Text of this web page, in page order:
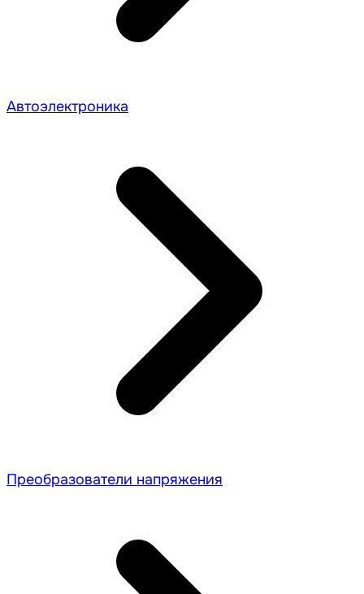
Автоэлектроника
Преобразователи напряжения